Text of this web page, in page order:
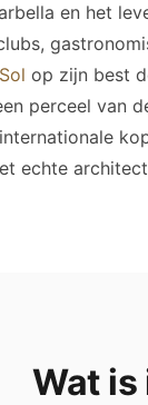
en het
op zijn best
perceel van
echte
Wat is